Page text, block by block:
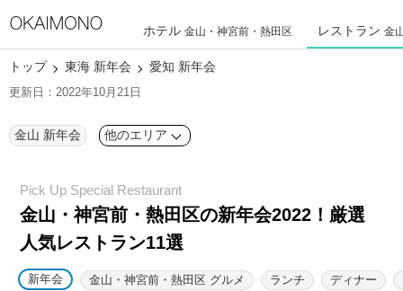
ホテル 金山・神宮前・熱田区 レストラン 金
トップ 東海 新年会 愛知 新年会
更新日：2022年10月21日
金山 新年会 他のエリア
金山・神宮前・熱田区の新年会2022！厳選
人気レストラン11選
新年会 金山・神宮前・熱田区 グルメ ランチ ディナー